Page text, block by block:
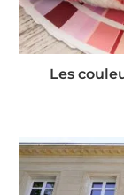
Les